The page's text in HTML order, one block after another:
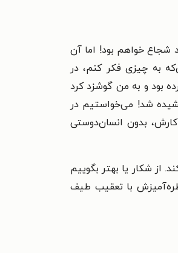
شجاع خواهم بود! اما آن
به چیزی فکر کنم، در
بود و به من گوشزد کرد
شد! می‌خواستیم در
بدون انسان‌دوستی
شکار یا بهتر بگوییم
با تعقیب طیف